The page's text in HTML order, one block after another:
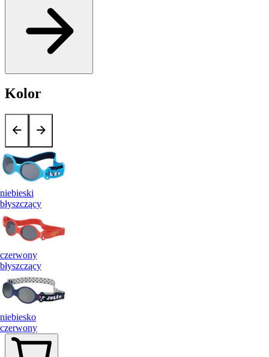
Kolor
niebieski
błyszczący
czerwony
błyszczący
niebiesko
czerwony